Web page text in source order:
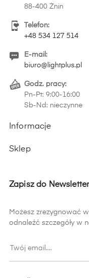
88-400 Żnin
Telefon:
+48 534 127 514
E-mail:
biuro@lightplus.pl
Godz. pracy:
Pn-Pt: 9:00-16:00
Sb-Nd: nieczynne
Informacje
Sklep
Zapisz do
Możesz zrezygnować
odnaleźć szczegóły w